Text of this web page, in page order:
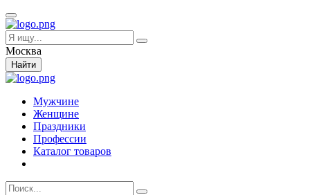
Москва
Найти
Мужчине
Женщине
Праздники
Профессии
Каталог товаров